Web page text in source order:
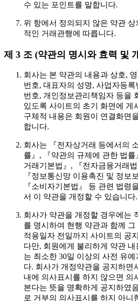
수 있는 포인트를 말합니다.
위 항에서 정의되지 않은 약관
적인 거래관행에 따릅니다.
제 3 조 (약관의 명시와 효력 및
회사는 본 약관의 내용과 상호,
번호, 대표자의 성명, 사업자등
번호, 개인정보관리책임자 등을
있도록 사이트의 초기 화면에 게
구체적 내용은 회원이 연결화면
합니다.
회사는 『전자상거래 등에서의
률』, 『약관의 규제에 관한 법
거래기본법』, 『전자금융거래
『정보통신망 이용촉진 및 정보
『소비자기본법』 등 관련 법령
서 이 약관을 개정할 수 있습니다.
회사가 약관을 개정할 경우에는
를 명시하여 현행 약관과 함께 그
적용일자 전일까지 사이트의 공
다만, 회원에게 불리하게 약관 내
는 최소한 30일 이상의 사전 유예
다. 회사가 개정약관을 공지하면
내에 의사표시를 하지 않으면 의
본다는 뜻을 명확하게 공지하였
로 거부의 의사표시를 하지 아니